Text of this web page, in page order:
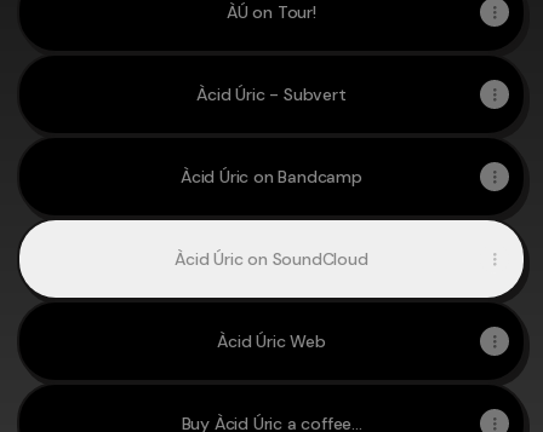
ÀÚ on Tour!
Àcid Úric - Subvert
Àcid Úric on Bandcamp
Àcid Úric on SoundCloud
Àcid Úric Web
Buy Àcid Úric a coffee...